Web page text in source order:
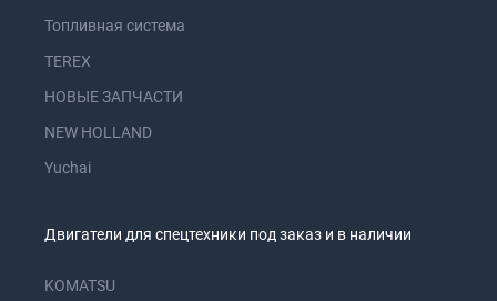
Топливная система
TEREX
НОВЫЕ ЗАПЧАСТИ
NEW HOLLAND
Yuchai
Двигатели для спецтехники под заказ и в наличии
KOMATSU